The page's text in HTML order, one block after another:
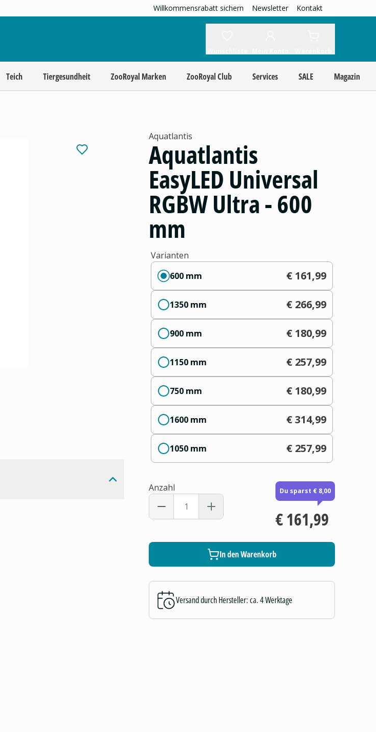
Willkommensrabatt sichern Newsletter Kontakt
Teich Tiergesundheit ZooRoyal Marken ZooRoyal Club Services SALE Magazin
Aquatlantis
Aquatlantis
EasyLED Universal
RGBW Ultra - 600
mm
Varianten
600 mm
€ 161,99
1350 mm € 266,99
900 mm € 180,99
1150 mm € 257,99
750 mm € 180,99
1600 mm € 314,99
1050 mm € 257,99
Anzahl Du sparst € 8,00
€ 161,99
In den Warenkorb
Versand durch Hersteller: ca. 4 Werktage